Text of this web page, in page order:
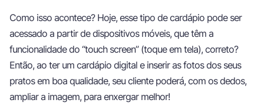
Como isso acontece? Hoje, esse tipo de cardápio pode ser
acessado a partir de dispositivos móveis, que têm a
funcionalidade do “touch screen” (toque em tela), correto?
Então, ao ter um cardápio digital e inserir as fotos dos seus
pratos em boa qualidade, seu cliente poderá, com os dedos,
ampliar a imagem, para enxergar melhor!